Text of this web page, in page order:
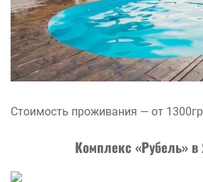
Стоимость проживания — от
Комплекс «Рубель» в